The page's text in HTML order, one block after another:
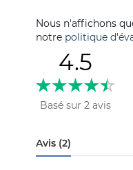
Nous n'affichons
notre politique
4.5
Basé sur 2 avis
Avis (2)